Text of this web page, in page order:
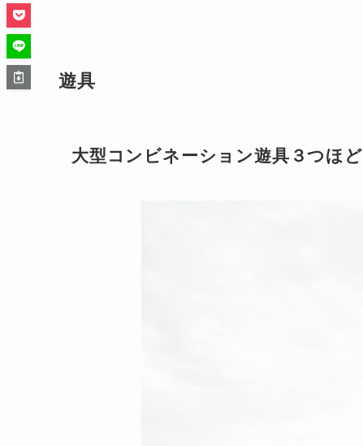
遊具
大型コンビネーション遊具３つほど